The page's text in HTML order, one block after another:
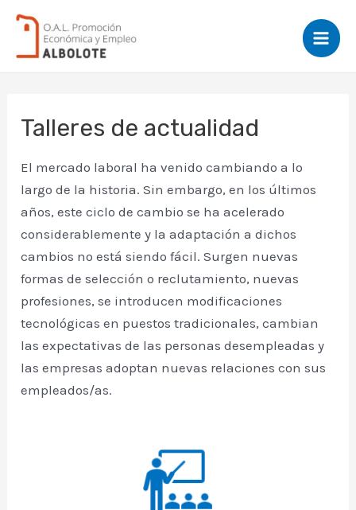
contenido
Talleres de actualidad
El mercado laboral ha venido cambiando a lo
largo de la historia. Sin embargo, en los últimos
años, este ciclo de cambio se ha acelerado
considerablemente y la adaptación a dichos
cambios no está siendo fácil. Surgen nuevas
formas de selección o reclutamiento, nuevas
profesiones, se introducen modificaciones
tecnológicas en puestos tradicionales, cambian
las expectativas de las personas desempleadas y
las empresas adoptan nuevas relaciones con sus
empleados/as.